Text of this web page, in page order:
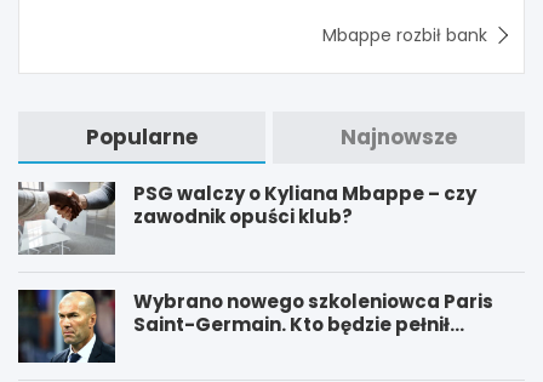
Mbappe rozbił bank
Popularne Najnowsze
PSG walczy o Kyliana Mbappe – czy
zawodnik opuści klub?
Wybrano nowego szkoleniowca Paris
Saint-Germain. Kto będzie pełnił